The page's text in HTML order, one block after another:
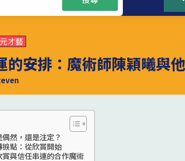
才藝
的安排：魔術師陳穎曦與
然，還是注定？
捩點：從欣賞開始
賞與信任串連的合作魔術